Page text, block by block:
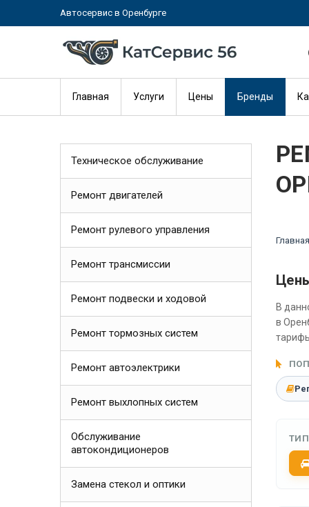
Автосервис в Оренбурге
Главная Услуги Цены Бренды
Главная
В
в
Техническое обслуживание
Ремонт двигателей
Ремонт рулевого управления
Ремонт трансмиссии
Ремонт подвески и ходовой
Ремонт тормозных систем
Ремонт автоэлектрики
Ремонт выхлопных систем
Обслуживание
автокондиционеров
Замена стекол и оптики